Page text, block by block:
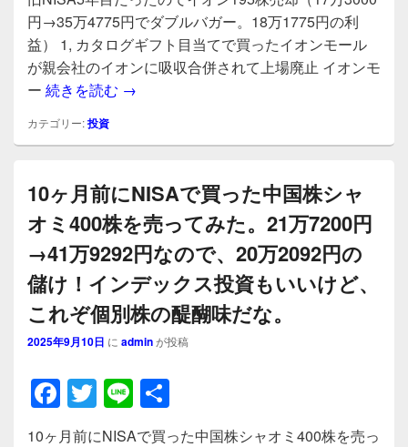
c
e
b
o
o
k
tt
er
e
円→35万4775円でダブルバガー。18万1775円の利
益） 1, カタログギフト目当てで買ったイオンモール
が親会社のイオンに吸収合併されて上場廃止 イオンモ
ー 続きを読む 旧NISA5年目だったのでイオン195株売却
→
カテゴリー:投資
10ヶ月前にNISAで買った中国株シャ
オミ400株を売ってみた。21万7200円
→41万9292円なので、20万2092円の
儲け！インデックス投資もいいけど、
これぞ個別株の醍醐味だな。
2025年9月10日 に adminが投稿
F
a
T
wi
Li
n 有
10ヶ月前にNISAで買った中国株シャオミ400株を売っ